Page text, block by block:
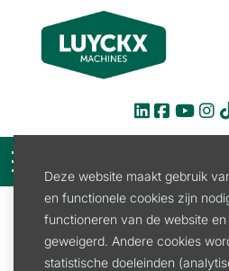
Filter
Verkoop
Deze website maakt gebruik
en functionele cookies zijn
functioneren van de website
geweigerd. Andere cookies
statistische doeleinden